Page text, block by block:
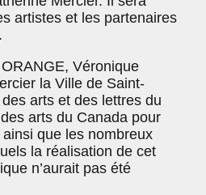
artistes et les partenaires
Véronique
la Ville de Saint-
arts et des lettres du
arts du Canada pour
que les nombreux
la réalisation de cet
n’aurait pas été